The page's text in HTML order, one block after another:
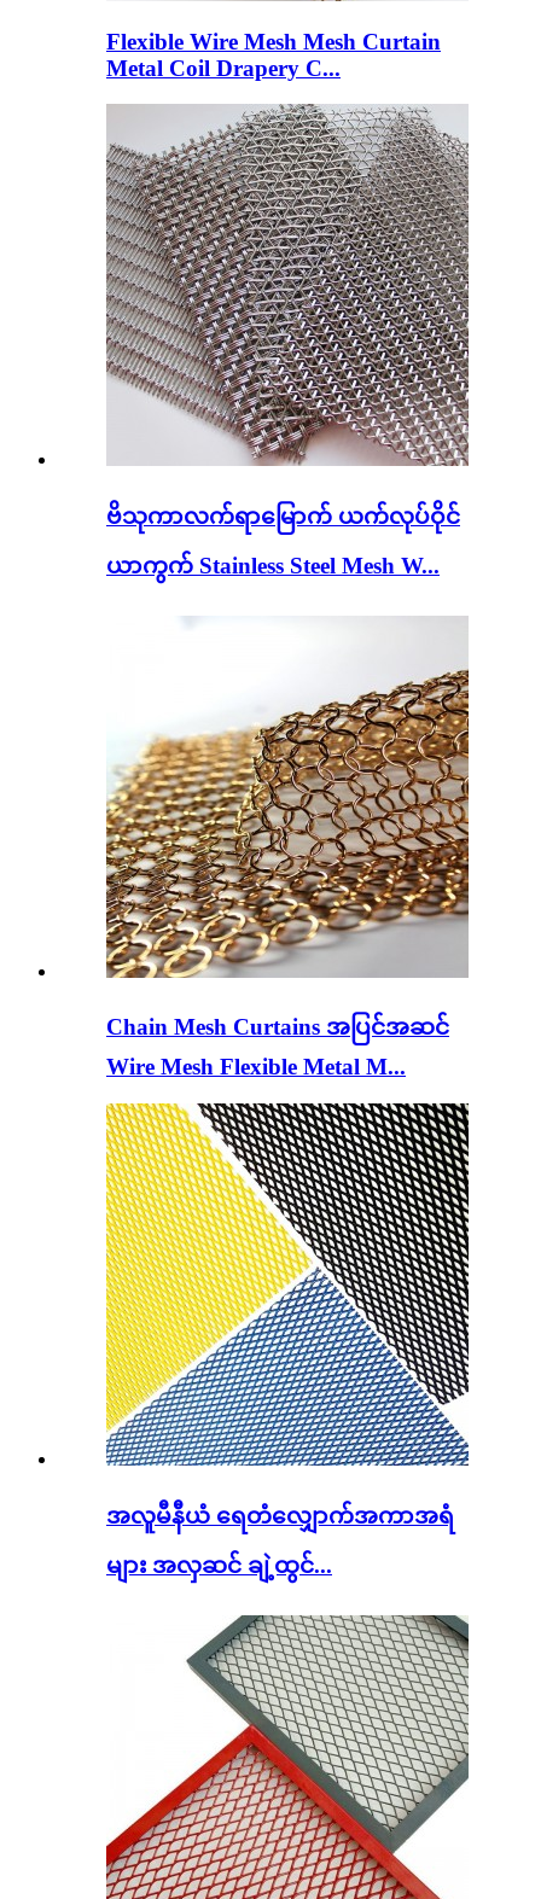
Flexible Wire Mesh Mesh Curtain
Metal Coil Drapery C...
ဗိသုကာလက်ရာမြောက် ယက်လုပ်ဝိုင်
ယာကွက် Stainless Steel Mesh W...
Chain Mesh Curtains အပြင်အဆင်
Wire Mesh Flexible Metal M...
အလူမီနီယံ ရေတံလျှောက်အကာအရံ
များ အလှဆင် ချဲ့ထွင်...